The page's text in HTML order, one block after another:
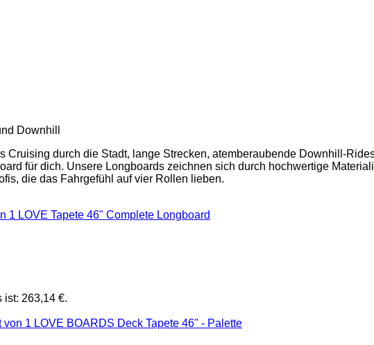
Downhill
Cruising durch die Stadt, lange Strecken, atemberaubende Downhill-
für dich. Unsere Longboards zeichnen sich durch hochwertige
die das Fahrgefühl auf vier Rollen lieben.
ist: 263,14 €.